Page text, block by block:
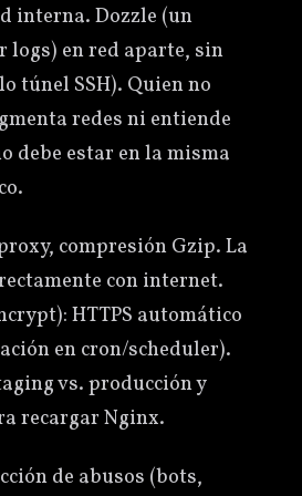
interna. Dozzle (un
logs) en red aparte, sin
túnel SSH). Quien no
redes ni entiende
debe estar en la misma
compresión Gzip. La
con internet.
HTTPS automático
en cron/scheduler).
vs. producción y
recargar Nginx.
de abusos (bots,